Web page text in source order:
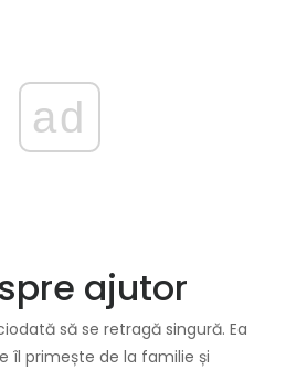
ad
ajutor
să se retragă singură. Ea
îl primește de la familie și